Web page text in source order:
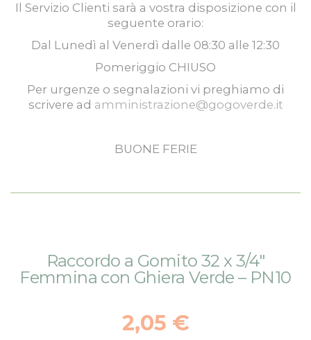
Il Servizio Clienti sarà a vostra disposizione con il
seguente orario:
Dal Lunedì al Venerdì dalle 08:30 alle 12:30
Pomeriggio CHIUSO
Per urgenze o segnalazioni vi preghiamo di
scrivere ad amministrazione@gogoverde.it
BUONE FERIE
fine
della
Raccordo a Gomito 32 x 3/4"
Femmina con Ghiera Verde – PN10
2,05 €